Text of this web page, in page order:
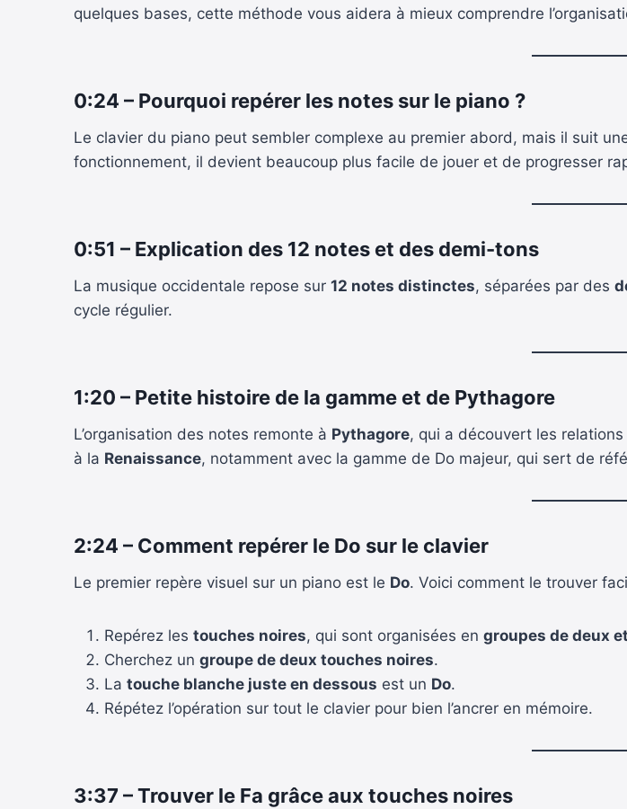
quelques bases, cette méthode vous aidera à mieux comprendre
0:24 – Pourquoi repérer les notes sur le piano ?
Le clavier du piano peut sembler complexe au premier abord, mais il suit
fonctionnement, il devient beaucoup plus facile de jouer et de progresser
0:51 – Explication des 12 notes et des demi-tons
La musique occidentale repose sur 12 notes distinctes, séparées par des
cycle régulier.
1:20 – Petite histoire de la gamme et de Pythagore
L’organisation des notes remonte à Pythagore, qui a découvert les
à la Renaissance, notamment avec la gamme de Do majeur, qui sert de
2:24 – Comment repérer le Do sur le clavier
Le premier repère visuel sur un piano est le Do. Voici comment le trouver
Repérez les touches noires, qui sont organisées en groupes de deux
Cherchez un groupe de deux touches noires.
La touche blanche juste en dessous est un Do.
Répétez l’opération sur tout le clavier pour bien l’ancrer en mémoire.
3:37 – Trouver le Fa grâce aux touches noires